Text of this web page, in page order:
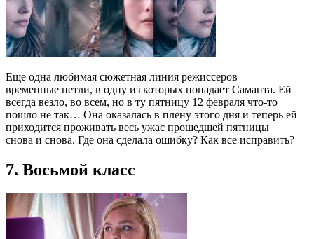
Еще одна любимая сюжетная линия режиссеров –
временные петли, в одну из которых попадает Саманта. Ей
всегда везло, во всем, но в ту пятницу 12 февраля что-то
пошло не так… Она оказалась в плену этого дня и теперь ей
приходится проживать весь ужас прошедшей пятницы
снова и снова. Где она сделала ошибку? Как все исправить?
7. Восьмой класс